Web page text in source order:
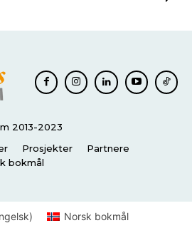
2013-2023
Prosjekter
Partnere
bokmål
) Norsk bokmål